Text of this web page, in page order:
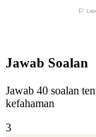
Jawab Soalan
Jawab 40 soalan
kefahaman
3